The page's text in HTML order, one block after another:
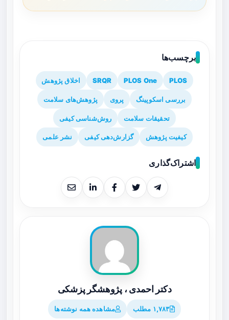
برچسب‌ها
PLOS
PLOS One
SRQR اخلاق پژوهش
بررسی اسکوپینگ پروی پژوهش‌های سلامت
تحقیقات سلامت روش‌شناسی کیفی
کیفیت پژوهش گزارش‌دهی کیفی نشر علمی
اشتراک‌گذاری
دکتر احمدی ، پژوهشگر پزشکی
۱,۷۸۳ مطلب مشاهده همه نوشته‌ها